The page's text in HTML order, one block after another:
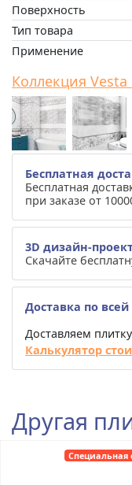
Поверхность
Тип товара
Применение
Коллекция Vesta
Бесплатная
Бесплатная
при заказе от
3D дизайн-
Скачайте
Доставка по всей
Доставляем
Калькулятор
Другая
Специальная